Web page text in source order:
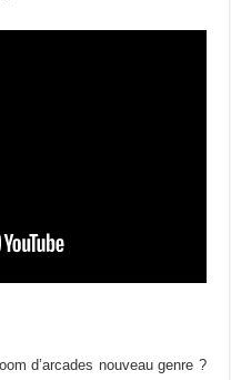
d’arcades nouveau genre ?